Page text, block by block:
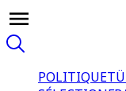
POLITIQUE